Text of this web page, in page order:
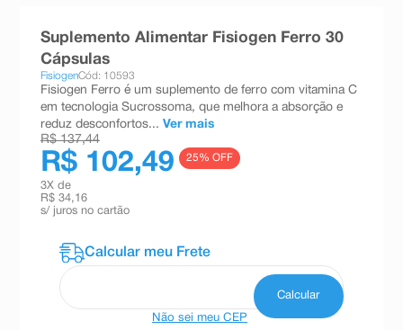
Suplemento Alimentar Fisiogen Ferro 30
Cápsulas
FisiogenCód: 10593
Fisiogen Ferro é um suplemento de ferro com vitamina C
em tecnologia Sucrossoma, que melhora a absorção e
reduz desconfortos... Ver mais
R$ 137,44
R$ 102,49 25% OFF
3X de
R$ 34,16
s/ juros no cartão
Não sei meu CEP
teste gravidez
10ºesmalte